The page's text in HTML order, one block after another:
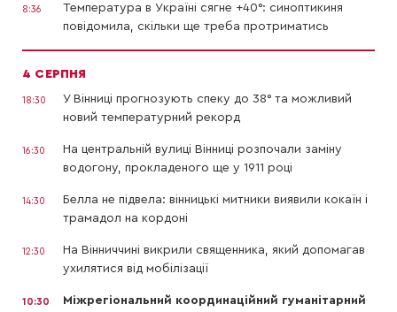
8:36
Температура в Україні сягне +40°: синоптикиня
повідомила, скільки ще треба протриматись
4 СЕРПНЯ
18:30
У Вінниці прогнозують спеку до 38° та можливий
новий температурний рекорд
16:30
На центральній вулиці Вінниці розпочали заміну
водогону, прокладеного ще у 1911 році
14:30
Белла не підвела: вінницькі митники виявили кокаїн і
трамадол на кордоні
12:30
На Вінниччині викрили священника, який допомагав
ухилятися від мобілізації
10:30
Міжрегіональний координаційний гуманітарний